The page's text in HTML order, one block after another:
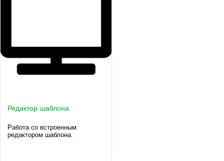
Редактор шаблона
Работа со встроенным
редактором шаблона.